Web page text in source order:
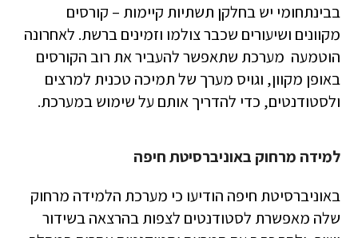
בבינתחומי יש בחלקן תשתיות קיימות – קורסים
מקוונים ושיעורים שכבר צולמו וזמינים ברשת. לאחרונה
הוטמעה מערכת שתאפשר להעביר את רוב הקורסים
באופן מקוון, וגויס מערך של תמיכה טכנית למרצים
ולסטודנטים, כדי להדריך אותם על שימוש במערכת.
למידה מרחוק באוניברסיטת חיפה
באוניברסיטת חיפה הודיעו כי מערכת הלמידה מרחוק
שלה מאפשרת לסטודנטים לצפות בהרצאה בשידור